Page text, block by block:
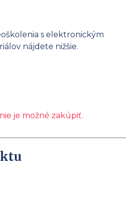
s elektronickým
nájdete nižšie.
je možné zakúpiť.